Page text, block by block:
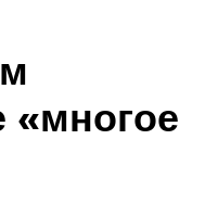
«многое